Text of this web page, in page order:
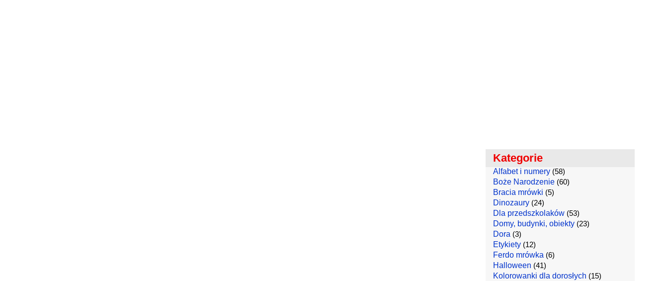
Kategorie
Alfabet i numery(58)
Boże Narodzenie(60)
Bracia mrówki (5)
Dinozaury(24)
Dla przedszkolaków(53)
Domy, budynki, obiekty(23)
Dora (3)
Etykiety(12)
Ferdo mrówka (6)
Halloween (41)
Kolorowanki dla dorosłych (15)